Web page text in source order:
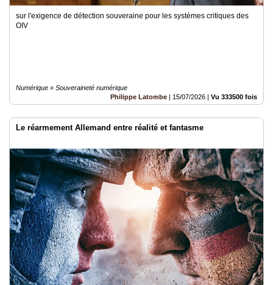
sur l'exigence de détection souveraine pour les systèmes critiques des
OIV
Numérique » Souveraineté numérique
Philippe Latombe | 15/07/2026 | Vu 333500 fois
Le réarmement Allemand entre réalité et fantasme